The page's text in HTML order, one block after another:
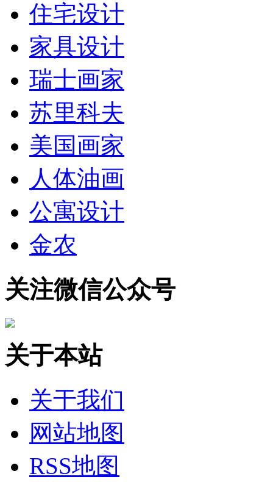
住宅设计
家具设计
瑞士画家
苏里科夫
美国画家
人体油画
公寓设计
金农
关注微信公众号
关于本站
关于我们
网站地图
RSS地图